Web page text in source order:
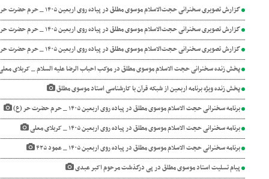
گزارش تصویری سخنرانی حجت‌الاسلام موسوی مطلق در پیاده روی اربعین ۱۴۰۵ _ حرم حضرت حر (ع) شب سوم
گزارش تصویری سخنرانی حجت‌الاسلام موسوی مطلق در پیاده روی اربعین ۱۴۰۵ _ حرم حضرت حر (ع) شب دوم
گزارش تصویری سخنرانی حجت‌الاسلام موسوی مطلق در پیاده روی اربعین ۱۴۰۵ _ حرم حضرت حر (ع) شب اول
پخش زنده سخنرانی حجت الاسلام موسوی مطلق در موکب احباب الرضا علیه السلام _ کربلای
پخش زنده ویژه برنامه اربعین از شبکه قرآن با کارشناسی استاد موسوی مطلق
برنامه سخنرانی حجت الاسلام موسوی مطلق در پیاده روی اربعین ۱۴۰۵ _ حرم حضرت حر (ع)
برنامه سخنرانی حجت الاسلام موسوی مطلق در پیاده روی اربعین ۱۴۰۵ _ کربلای معلی
برنامه سخنرانی حجت الاسلام موسوی مطلق در پیاده روی اربعین ۱۴۰۵ _ عمود ۴۲۵
پیام تسلیت استاد موسوی مطلق در پی درگذشت مرحوم اکبر عبدی